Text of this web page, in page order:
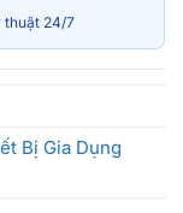
thuật 24/7
Bị Gia Dụng